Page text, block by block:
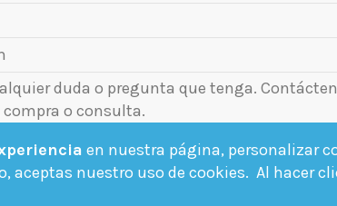
duda o pregunta que tenga.
o consulta.
en nuestra página, personalizar
aceptas nuestro uso de cookies. Al hacer